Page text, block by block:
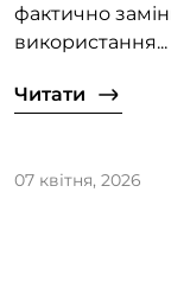
фактично
використання...
Читати
07 квітня, 2026